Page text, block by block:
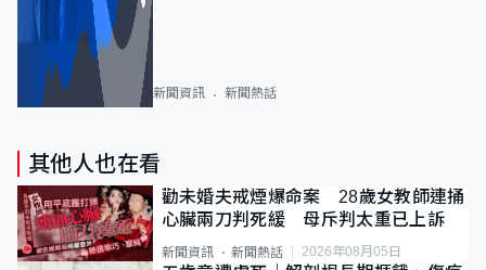
新聞資訊 新聞熱話
其他人也在看
勸未婚夫戒煙爆命案 28歲女教師連捅
心臟兩刀判死緩 母斥判太重已上訴
新聞資訊 新聞熱話 2026年08月05日